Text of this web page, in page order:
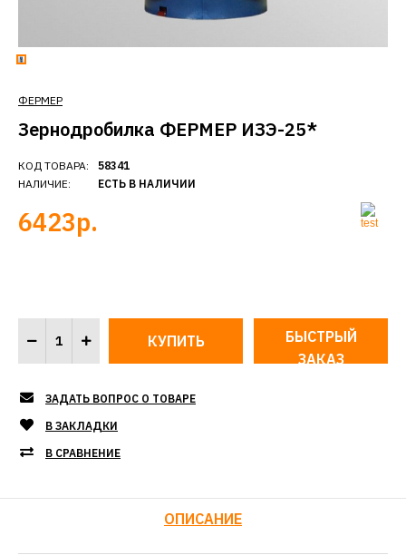
ФЕРМЕР
Зернодробилка ФЕРМЕР ИЗЭ-25*
КОД ТОВАРА:
НАЛИЧИЕ:
58341
ЕСТЬ В НАЛИЧИИ
6423р.
БЫСТРЫЙ
ЗАКАЗ
ЗАДАТЬ ВОПРОС О ТОВАРЕ
В ЗАКЛАДКИ
В СРАВНЕНИЕ
ОПИСАНИЕ